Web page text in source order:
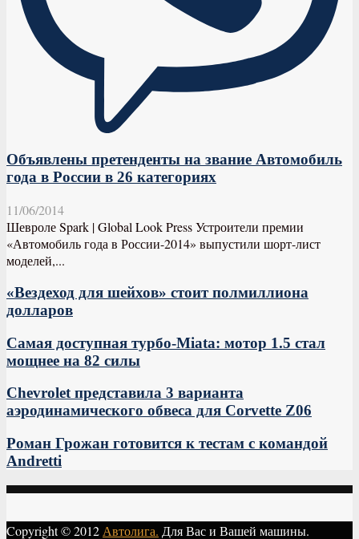
Объявлены претенденты на звание Автомобиль
года в России в 26 категориях
11/06/2014
Шевроле Spark | Global Look Press Устроители премии
«Автомобиль года в России-2014» выпустили шорт-лист
моделей,...
«Вездеход для шейхов» стоит полмиллиона
долларов
Самая доступная турбо-Miata: мотор 1.5 стал
мощнее на 82 силы
Chevrolet представила 3 варианта
аэродинамического обвеса для Corvette Z06
Роман Грожан готовится к тестам с командой
Andretti
Copyright © 2012 Автолига. Для Вас и Вашей машины.